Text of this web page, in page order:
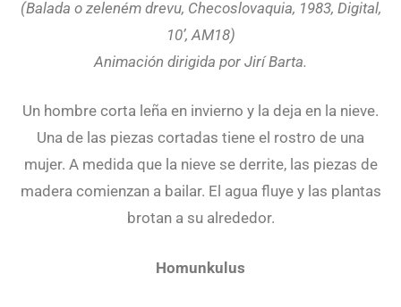
(Balada o zeleném drevu, Checoslovaquia, 1983, Digital,
10’, AM18)
Animación dirigida por Jirí Barta.
Un hombre corta leña en invierno y la deja en la nieve.
Una de las piezas cortadas tiene el rostro de una
mujer. A medida que la nieve se derrite, las piezas de
madera comienzan a bailar. El agua fluye y las plantas
brotan a su alrededor.
Homunkulus